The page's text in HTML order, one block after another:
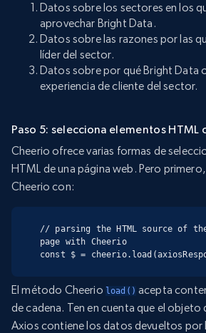
Datos sobre los sectores en los
aprovechar Bright Data.
Datos sobre las razones por las
líder del sector.
Datos sobre por qué Bright Data
experiencia de cliente del sector.
Paso 5: selecciona elementos HTML
Cheerio ofrece varias formas de
HTML de una página web. Pero
Cheerio con:
// parsing the HTML source of
page with Cheerio
const $ =
El método Cheerio load() acepta
de cadena. Ten en cuenta que el objeto
Axios contiene los datos devueltos por